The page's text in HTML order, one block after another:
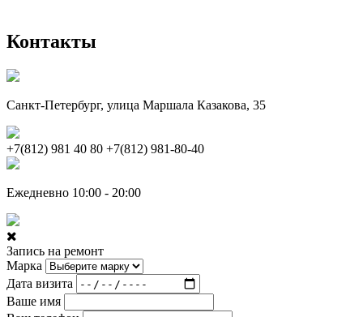
Контакты
Санкт-Петербург, улица Маршала Казакова, 35
+7(812) 981 40 80 +7(812) 981-80-40
Ежедневно 10:00 - 20:00
Запись на ремонт
Марка
Дата визита
Ваше имя